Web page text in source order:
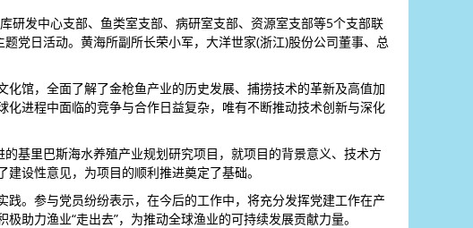
研发中心支部、鱼类室支部、病研室支部、资源室支部等5个支部联
党日活动。黄海所副所长荣小军，大洋世家(浙江)股份公司董事、总
馆，全面了解了金枪鱼产业的历史发展、捕捞技术的革新及高值加
进程中面临的竞争与合作日益复杂，唯有不断推动技术创新与深化
基里巴斯海水养殖产业规划研究项目，就项目的背景意义、技术方
设性意见，为项目的顺利推进奠定了基础。
。参与党员纷纷表示，在今后的工作中，将充分发挥党建工作在产
助力渔业“走出去”，为推动全球渔业的可持续发展贡献力量。